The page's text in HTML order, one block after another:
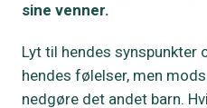
sine venner.
Lyt til hendes synspunkter
hendes følelser, men
nedgøre det andet barn.